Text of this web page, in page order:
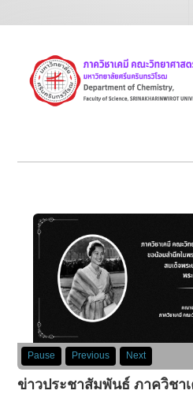
เกี่ยวกับภาควิชา
วิจัย
บุคลากร
สำหรับบุคลากรและนิสิตภาควิช
Pause Previous Next
ข่าวประชาสัมพันธ์ ภาควิชา